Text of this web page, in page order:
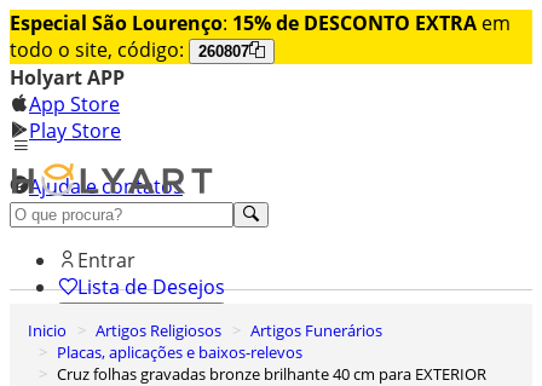
Especial São Lourenço: 15% de DESCONTO EXTRA em
todo o site, código:
260807
Holyart APP
App Store
Play Store
Ajuda e contatos
Conheça premium
Entrar
Lista de Desejos
0
Carrinho de Compras
Inicio Artigos Religiosos
Artigos Funerários
Placas, aplicações e baixos-relevos
Cruz folhas gravadas bronze brilhante 40 cm para EXTERIOR